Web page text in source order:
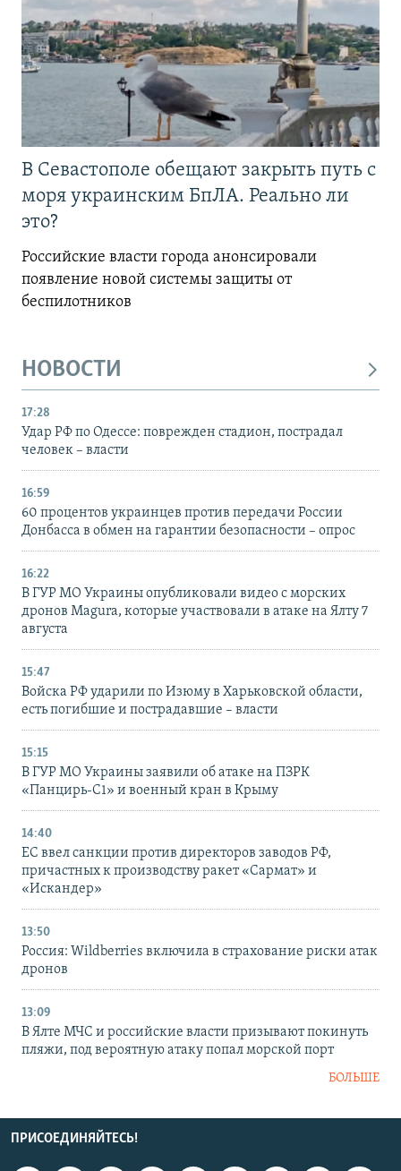
В Севастополе обещают закрыть путь с
моря украинским БпЛА. Реально ли
это?
Российские власти города анонсировали
появление новой системы защиты от
беспилотников
НОВОСТИ
17:28
Удар РФ по Одессе: поврежден стадион, пострадал
человек – власти
16:59
60 процентов украинцев против передачи России
Донбасса в обмен на гарантии безопасности – опрос
16:22
В ГУР МО Украины опубликовали видео с морских
дронов Magura, которые участвовали в атаке на Ялту 7
августа
15:47
Войска РФ ударили по Изюму в Харьковской области,
есть погибшие и пострадавшие – власти
15:15
В ГУР МО Украины заявили об атаке на ПЗРК
«Панцирь-С1» и военный кран в Крыму
14:40
ЕС ввел санкции против директоров заводов РФ,
причастных к производству ракет «Сармат» и
«Искандер»
13:50
Россия: Wildberries включила в страхование риски атак
дронов
13:09
В Ялте МЧС и российские власти призывают покинуть
пляжи, под вероятную атаку попал морской порт
БОЛЬШЕ
ПРИСОЕДИНЯЙТЕСЬ!